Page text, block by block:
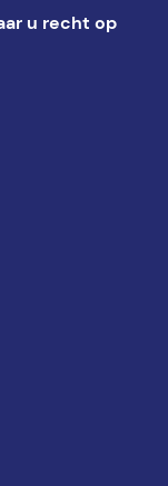
u recht op